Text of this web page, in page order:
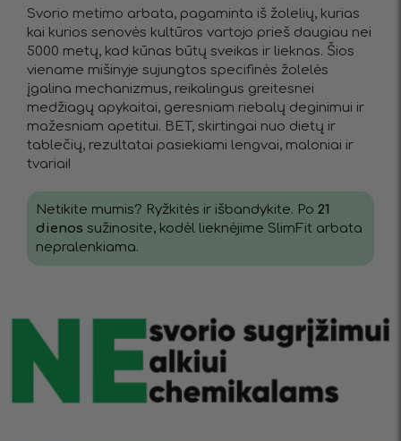
Svorio metimo arbata, pagaminta iš žolelių, kurias
kai kurios senovės kultūros vartojo prieš daugiau nei
5000 metų, kad kūnas būtų sveikas ir lieknas. Šios
viename mišinyje sujungtos specifinės žolelės
įgalina mechanizmus, reikalingus greitesnei
medžiagų apykaitai, geresniam riebalų deginimui ir
mažesniam apetitui. BET, skirtingai nuo dietų ir
tablečių, rezultatai pasiekiami lengvai, maloniai ir
tvariai!
Netikite mumis? Ryžkitės ir išbandykite. Po 21
dienos sužinosite, kodėl lieknėjime SlimFit arbata
nepralenkiama.